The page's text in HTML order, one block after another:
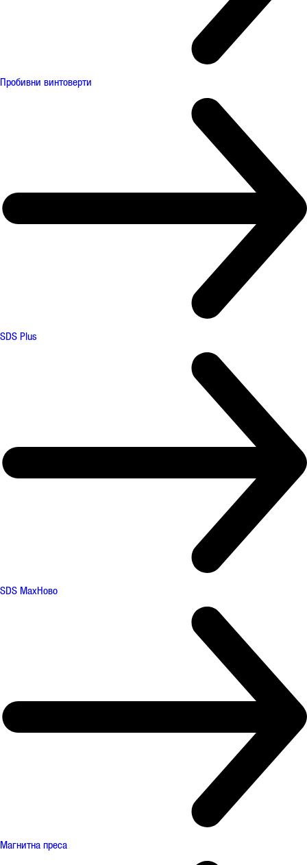
Пробивни винтоверти
SDS Plus
SDS MaxНово
Магнитна преса